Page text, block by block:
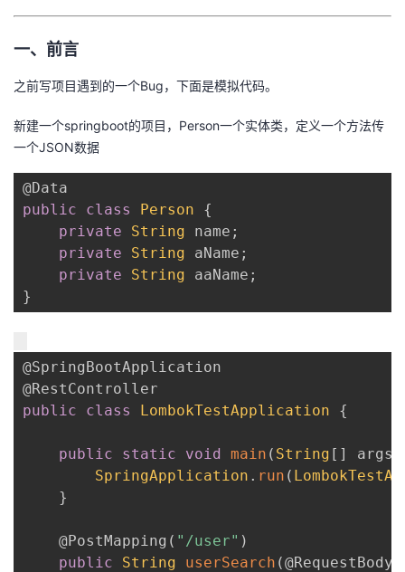
我
的
客
我
论
坛
的
圈
我
的
我
注
开
发
的
Programs
我
的
一、前言
之前写项目遇到的一个Bug，下面是模拟代码。
新建一个springboot的项目，Person一个实体类，定义一个方法传
一个JSON数据
@Data
public
class Person
{
private
String name ;
private
String aName ;
private
String aaName ;
}
@SpringBootApplication
@RestController
public
class LombokTestApplication {
public static void main ( String [ ] args
SpringApplication . run (
}
@PostMapping ( "/user" )
public
String userSearch (@RequestBody